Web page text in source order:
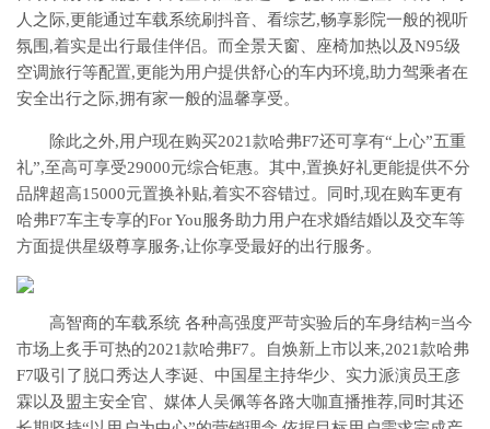
人之际,更能通过车载系统刷抖音、看综艺,畅享影院一般的视听
氛围,着实是出行最佳伴侣。而全景天窗、座椅加热以及N95级
空调旅行等配置,更能为用户提供舒心的车内环境,助力驾乘者在
安全出行之际,拥有家一般的温馨享受。
除此之外,用户现在购买2021款哈弗F7还可享有“上心”五重
礼”,至高可享受29000元综合钜惠。其中,置换好礼更能提供不分
品牌超高15000元置换补贴,着实不容错过。同时,现在购车更有
哈弗F7车主专享的For You服务助力用户在求婚结婚以及交车等
方面提供星级尊享服务,让你享受最好的出行服务。
高智商的车载系统 各种高强度严苛实验后的车身结构=当今
市场上炙手可热的2021款哈弗F7。自焕新上市以来,2021款哈弗
F7吸引了脱口秀达人李诞、中国星主持华少、实力派演员王彦
霖以及盟主安全官、媒体人吴佩等各路大咖直播推荐,同时其还